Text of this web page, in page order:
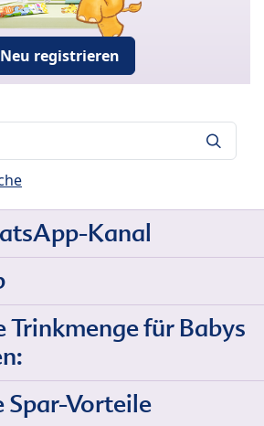
Neu registrieren
Kanal
für Babys
Spar-Vorteile